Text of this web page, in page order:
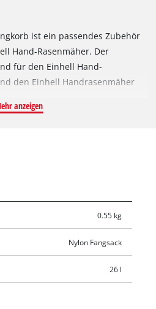
ist ein passendes Zubehör
Hand-Rasenmäher. Der
für den Einhell Hand-
den Einhell Handrasenmäher
da der Fangkorb nicht so oft
anzeigen
0.55 kg
Nylon Fangsack
26 l